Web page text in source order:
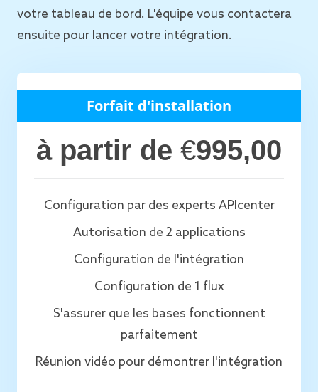
votre tableau de bord. L'équipe vous contactera
ensuite pour lancer votre intégration.
Forfait d'installation
à partir de €995,00
Configuration par des experts APIcenter
Autorisation de 2 applications
Configuration de l'intégration
Configuration de 1 flux
S'assurer que les bases fonctionnent
parfaitement
Réunion vidéo pour démontrer l'intégration